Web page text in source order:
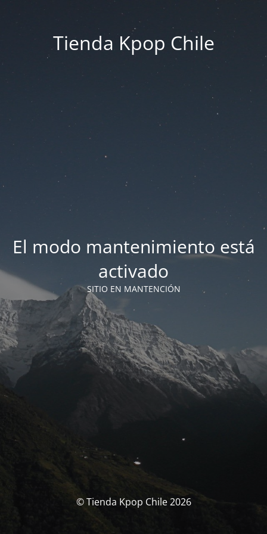
Tienda Kpop Chile
El modo mantenimiento está
activado
SITIO EN MANTENCIÓN
© Tienda Kpop Chile 2026